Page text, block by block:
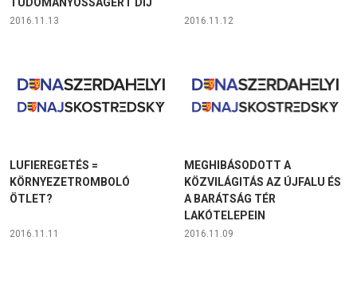
2016.11.13 2016.11.12
LUFIEREGETÉS =
KÖRNYEZETROMBOLÓ
ÖTLET?
2016.11.11
MEGHIBÁSODOTT A
KÖZVILÁGITÁS AZ ÚJFALU ÉS
A BARÁTSÁG TÉR
LAKÓTELEPEIN
2016.11.09